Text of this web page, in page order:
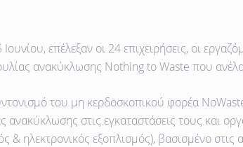
επέλεξαν οι 24 επιχειρήσεις, οι
ανακύκλωσης Nothing to Waste που
του μη κερδοσκοπικού φορέα
ανακύκλωσης στις εγκαταστάσεις τους και
& ηλεκτρονικός εξοπλισμός), βασισμένο στις